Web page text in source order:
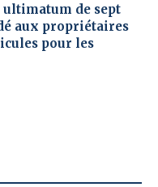
ultimatum de sept
aux propriétaires
pour les